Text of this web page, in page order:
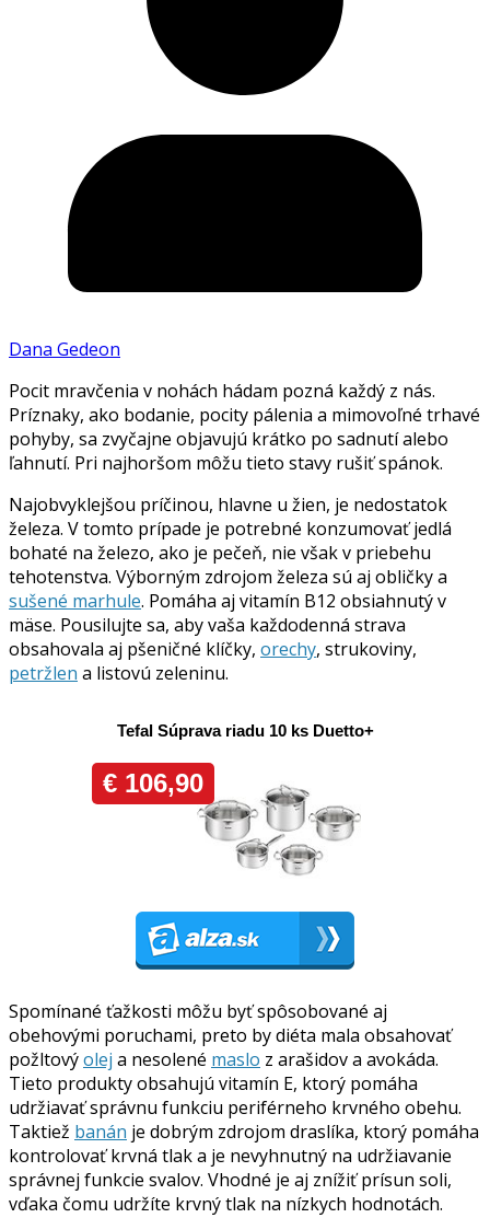
Dana Gedeon
Pocit mravčenia v nohách hádam pozná každý z nás.
Príznaky, ako bodanie, pocity pálenia a mimovoľné trhavé
pohyby, sa zvyčajne objavujú krátko po sadnutí alebo
ľahnutí. Pri najhoršom môžu tieto stavy rušiť spánok.
Najobvyklejšou príčinou, hlavne u žien, je nedostatok
železa. V tomto prípade je potrebné konzumovať jedlá
bohaté na železo, ako je pečeň, nie však v priebehu
tehotenstva. Výborným zdrojom železa sú aj obličky a
sušené marhule. Pomáha aj vitamín B12 obsiahnutý v
mäse. Pousilujte sa, aby vaša každodenná strava
obsahovala aj pšeničné klíčky, orechy, strukoviny,
petržlen a listovú zeleninu.
Spomínané ťažkosti môžu byť spôsobované aj
obehovými poruchami, preto by diéta mala obsahovať
požltovýolej a nesolené maslo z arašidov a avokáda.
Tieto produkty obsahujú vitamín E, ktorý pomáha
udržiavať správnu funkciu periférneho krvného obehu.
Taktiež banán je dobrým zdrojom draslíka, ktorý pomáha
kontrolovať krvná tlak a je nevyhnutný na udržiavanie
správnej funkcie svalov. Vhodné je aj znížiť prísun soli,
vďaka čomu udržíte krvný tlak na nízkych hodnotách.